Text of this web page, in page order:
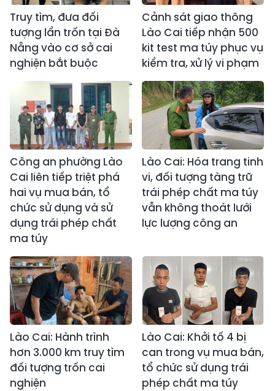
Truy tìm, đưa đối
tượng lẩn trốn tại Đà
Nẵng vào cơ sở cai
nghiện bắt buộc
Cảnh sát giao thông
Lào Cai tiếp nhận 500
kit test ma túy phục vụ
kiểm tra, xử lý vi phạm
Công an phường Lào
Cai liên tiếp triệt phá
hai vụ mua bán, tổ
chức sử dụng và sử
dụng trái phép chất
ma túy
Lào Cai: Hóa trang tinh
vi, đối tượng tàng trữ
trái phép chất ma túy
vẫn không thoát lưới
lực lượng công an
Lào Cai: Hành trình
hơn 3.000 km truy tìm
đối tượng trốn cai
nghiện
Lào Cai: Khởi tố 4 bị
can trong vụ mua bán,
tổ chức sử dụng trái
phép chất ma túy